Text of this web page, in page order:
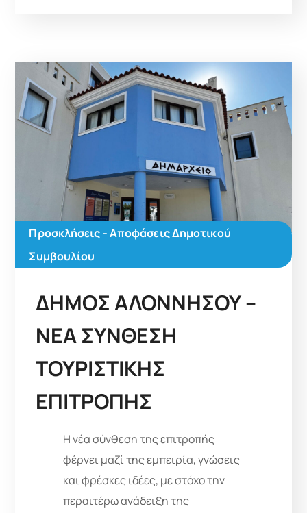
Προσκλήσεις - Αποφάσεις Δημοτικού
Συμβουλίου
ΔΗΜΟΣ ΑΛΟΝΝΗΣΟΥ –
ΝΕΑ ΣΥΝΘΕΣΗ
ΤΟΥΡΙΣΤΙΚΗΣ
ΕΠΙΤΡΟΠΗΣ
Η νέα σύνθεση της επιτροπής
φέρνει μαζί της εμπειρία, γνώσεις
και φρέσκες ιδέες, με στόχο την
περαιτέρω ανάδειξη της